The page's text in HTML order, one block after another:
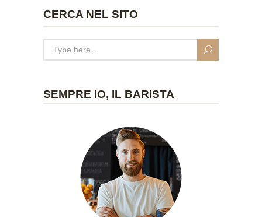
CERCA NEL SITO
SEMPRE IO, IL BARISTA